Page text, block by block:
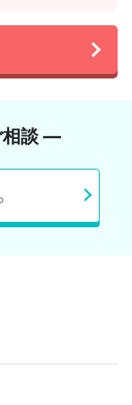
相談 ―